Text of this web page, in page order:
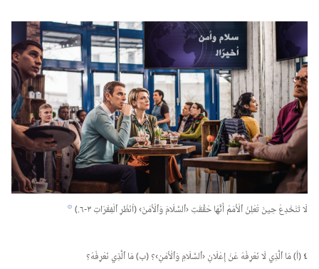
لَا تَنْخَدِعْ حِينَ تُعْلِنُ ٱلْأُمَمُ أَنَّهَا حَقَّقَتِ ‹ٱلسَّلَامَ وَٱلْأَمْنَ› (‏اُنْظُرِ ٱلْفِقْرَاتِ ٣-‏٦.‏)‏ h
٤(‏أ)‏ مَا ٱلَّذِي لَا نَعْرِفُهُ عَنْ إِعْلَانِ ‹ٱلسَّلَامِ وَٱلْأَمْنِ›؟‏ (‏ب)‏ مَا ٱلَّذِي نَعْرِفُهُ؟‏